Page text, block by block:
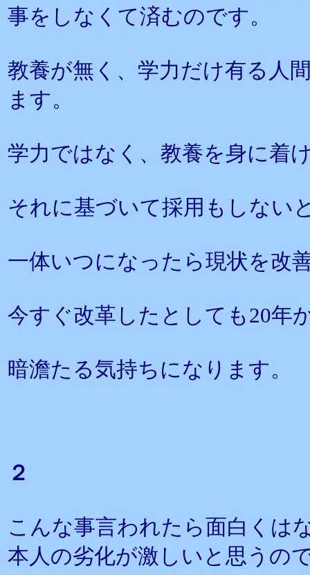
事をしなくて済むのです。
教養が無く、学力だけ有る人
ます。
学力ではなく、教養を身に着
それに基づいて採用もしない
一体いつになったら現状を改
今すぐ改革したとしても20年
暗澹たる気持ちになります。
２
こんな事言われたら面白くは
本人の劣化が激しいと思うの